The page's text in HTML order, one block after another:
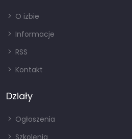
O izbie
Informacje
RSS
Kontakt
Działy
Ogłoszenia